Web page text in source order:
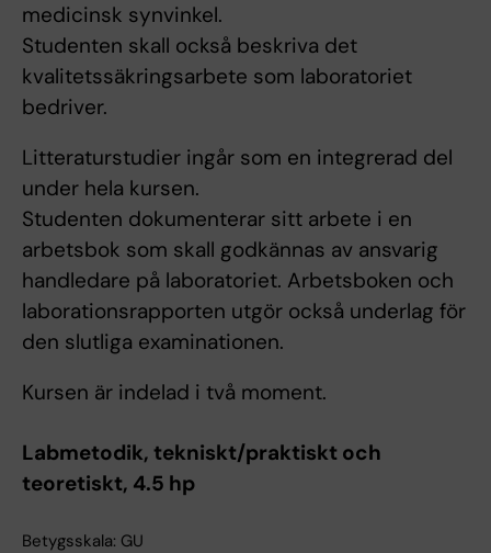
medicinsk synvinkel.
Studenten skall också beskriva det
kvalitetssäkringsarbete som laboratoriet
bedriver.
Litteraturstudier ingår som en integrerad del
under hela kursen.
Studenten dokumenterar sitt arbete i en
arbetsbok som skall godkännas av ansvarig
handledare på laboratoriet. Arbetsboken och
laborationsrapporten utgör också underlag för
den slutliga examinationen.
Kursen är indelad i två moment.
Labmetodik, tekniskt/praktiskt och
teoretiskt, 4.5 hp
Betygsskala: GU